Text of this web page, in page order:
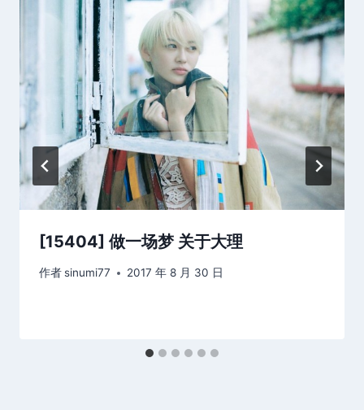
[15404] 做一场梦 关于大理
作者sinumi77 2017 年 8 月 30 日